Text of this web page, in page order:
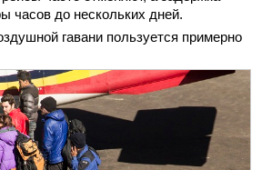
часов до нескольких дней.
гавани пользуется примерно